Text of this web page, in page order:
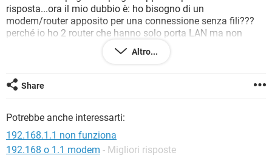
HARDWARE
risposta...ora il mio dubbio è: ho bisogno di un
modem/router apposito per una connessione senza fili???
perché io ho 2 router che hanno solo porta LAN ma non
hanno la porta WAN, il problema potrebbe essere questo???
grazie mille in anticipo per coloro che di buon cuore mi
Altro...
Share
Potrebbe anche interessarti:
192.168.1.1 non funziona
192.168 o 1.1 modem - Migliori risposte